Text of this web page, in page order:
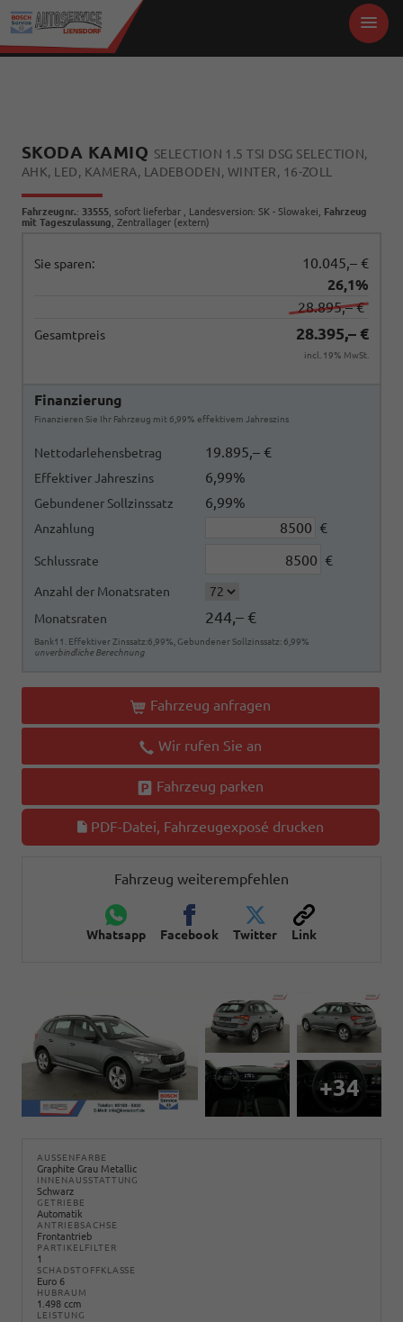
SKODA KAMIQ SELECTION 1.5 TSI DSG SELECTION,
AHK, LED, KAMERA, LADEBODEN, WINTER, 16-ZOLL
Fahrzeugnr.: 33555 sofort lieferbar , Landesversion: SK - Slowakei, Fahrzeug
mit Tageszulassung , Zentrallager (extern)
Sie sparen:
10.045,– €
26,1%
28.895,– €
Gesamtpreis 28.395,– €
incl. 19% MwSt.
Finanzierung
Finanzieren Sie Ihr Fahrzeug mit 6,99% effektivem Jahreszins
Nettodarlehensbetrag 19.895,– €
Effektiver Jahreszins 6,99%
Gebundener Sollzinssatz 6,99%
Anzahlung €
Schlussrate €
Anzahl der Monatsraten
Monatsraten
244,– €
Bank11. Effektiver Zinssatz:6,99%, Gebundener Sollzinssatz: 6,99%
unverbindliche Berechnung
Fahrzeug anfragen
Wir rufen Sie an
Fahrzeug parken
PDF-Datei, Fahrzeugexposé drucken
Fahrzeug weiterempfehlen
Whatsapp Facebook Twitter Link
+34
AUSSENFARBE
Graphite Grau Metallic
INNENAUSSTATTUNG
Schwarz
GETRIEBE
Automatik
ANTRIEBSACHSE
Frontantrieb
PARTIKELFILTER
1
SCHADSTOFFKLASSE
Euro 6
HUBRAUM
1.498 ccm
LEISTUNG